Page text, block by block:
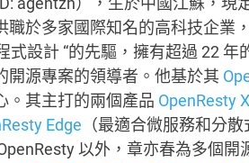
職於多家國際知名的高科技企業
式設計 “的先驅，擁有超過 22
開源專案的領導者。他基於其
。其主打的兩個產品 OpenResty
Edge （最適合微服務和分
以外，章亦春為多個